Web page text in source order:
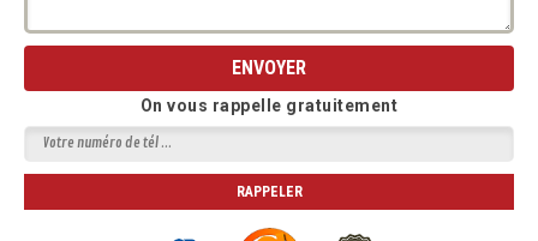
On vous rappelle gratuitement